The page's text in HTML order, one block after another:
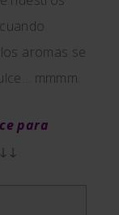
aromas se
mmmm.
para